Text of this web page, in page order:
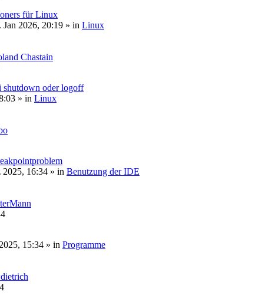
für Linux
Jan 2026, 20:19 » in Linux
Chastain
shutdown oder logoff
» in Linux
2025, 16:34 » in Benutzung der IDE
15:34 » in Programme